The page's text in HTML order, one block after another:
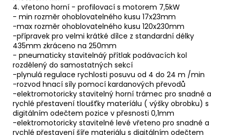
4. vřetono horní - profilovací s motorem 7,5kW
- min rozměr ohoblovatelného kusu 17x23mm
-max rozměr ohoblovatelného kusu 120x230mm
-přípravek pro velmi krátké dílce z standardní délky
435mm zkráceno na 250mm
- pneumaticky stavitelnáý přítlak podávacích kol
rozdělený do samostatných sekcí
-plynulá regulace rychlosti posuvu od 4 do 24 m /min
-rozvod hnací síly pomocí kardanových převodů
-elektromotoricky stavitelný horní trámec pro snadné a
rychlé přestavení tloušťky materíálu ( výšky obrobku) s
digitálním odečtem pozice v přesnosti 0,1mm
-elektromotoricky stavitelné levé vřeteno pro snadné a
rychlé přestavení šíře materiálu s digitálním odečtem